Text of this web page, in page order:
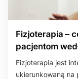
Fizjoterapia –
pacjentom
Fizjoterapia jest
ukierunkowaną